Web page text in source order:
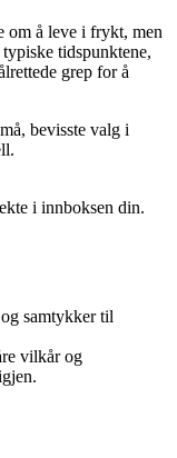
om å leve i frykt, men
tidspunktene,
grep for å
bevisste valg i
i innboksen din.
samtykker til
vilkår og